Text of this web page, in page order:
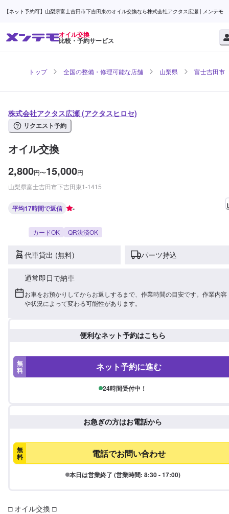
【ネット予約可】山梨県富士吉田市下吉田東のオイル交換なら株式会社アクタス広瀬 | メンテモ
オイル交換
比較・予約サービス
トップ 全国の整備・修理可能な店舗 山梨県 富士吉田市
株式会社アクタス広瀬 (アクタスヒロセ)
リクエスト予約
オイル交換
2,800円〜15,000円
山梨県富士吉田市下吉田東1-1415
平均17時間で返信 -
カードOK QR決済OK
代車貸出 (無料) パーツ持込
通常即日で納車
お車をお預かりしてからお返しするまで、作業時間の目安です。作業内容
や状況によって変わる可能性があります。
便利なネット予約はこちら
無
料 ネット予約に進む
24時間受付中！
お急ぎの方はお電話から
無
料 電話でお問い合わせ
本日は営業終了 (営業時間: 8:30 - 17:00)
□ オイル交換 □